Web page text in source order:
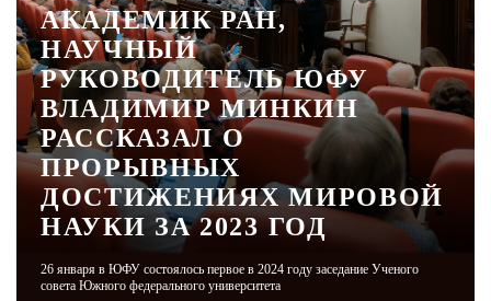
СТИЛЬ ЖИЗНИ
ХАЙП
ЧЕЛОВЕК ОСОБЕННЫЙ
КУЛЬТ ЕДЫ
АФИША
ЖУРНАЛ
АКАДЕМИК РАН,
НАУЧНЫЙ
РУКОВОДИТЕЛЬ ЮФУ
ВЛАДИМИР МИНКИН
РАССКАЗАЛ О
ПРОРЫВНЫХ
ДОСТИЖЕНИЯХ МИРОВОЙ
НАУКИ ЗА 2023 ГОД
26 января в ЮФУ состоялось первое в 2024 году заседание Ученого
совета Южного федерального университета